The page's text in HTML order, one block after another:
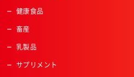
健康食品
畜産
乳製品
サプリメント